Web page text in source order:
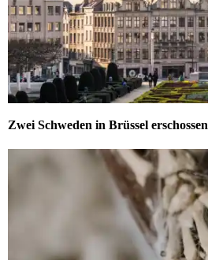
Zwei Schweden in Brüssel erschossen